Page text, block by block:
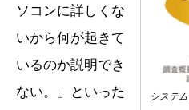
システ
ソコンに詳しくな
いから何が起きて
いるのか説明でき
ない。」といった